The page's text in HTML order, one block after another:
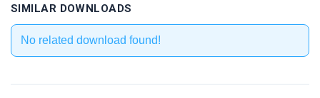
SIMILAR DOWNLOADS
No related download found!